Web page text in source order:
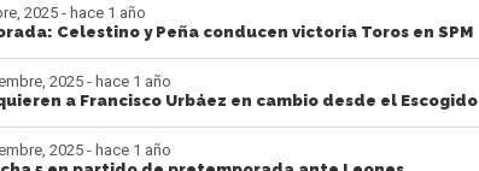
2025 - hace 1 año
Celestino y Peña conducen victoria Toros en SPM
2025 - hace 1 año
a Francisco Urbáez en cambio desde el Escogido
2025 - hace 1 año